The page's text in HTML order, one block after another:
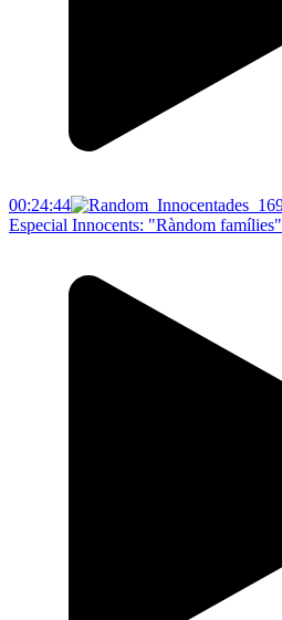
00:24:44
Especial Innocents: "Ràndom famílies"